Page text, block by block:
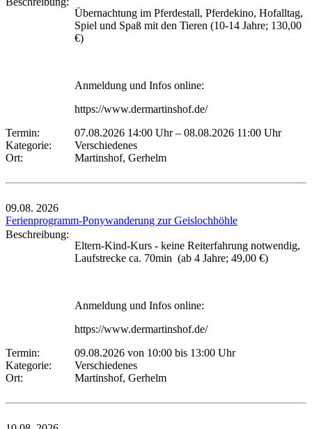
Übernachtung im Pferdestall, Pferdekino, Hofalltag,
Spiel und Spaß mit den Tieren (10-14 Jahre; 130,00
€)
Anmeldung und Infos online:
https://www.dermartinshof.de/
Termin:
07.08.2026 14:00 Uhr– 08.08.2026 11:00 Uhr
Kategorie:
Verschiedenes
Ort:
Martinshof, Gerhelm
09.08. 2026
Ferienprogramm-Ponywanderung zur Geislochhöhle
Beschreibung:
Eltern-Kind-Kurs - keine Reiterfahrung notwendig,
Laufstrecke ca. 70min (ab 4 Jahre; 49,00 €)
Anmeldung und Infos online:
https://www.dermartinshof.de/
Termin:
09.08.2026 von 10:00 bis 13:00 Uhr
Kategorie:
Verschiedenes
Ort:
Martinshof, Gerhelm